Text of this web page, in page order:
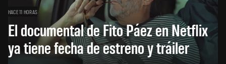
HACE 11 HORAS
El documental de Fito Páez en Netflix
ya tiene fecha de estreno y tráiler